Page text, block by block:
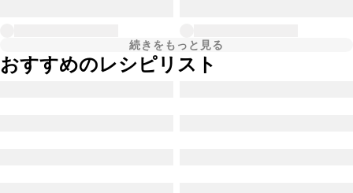
続きをもっと見る
おすすめのレシピリスト